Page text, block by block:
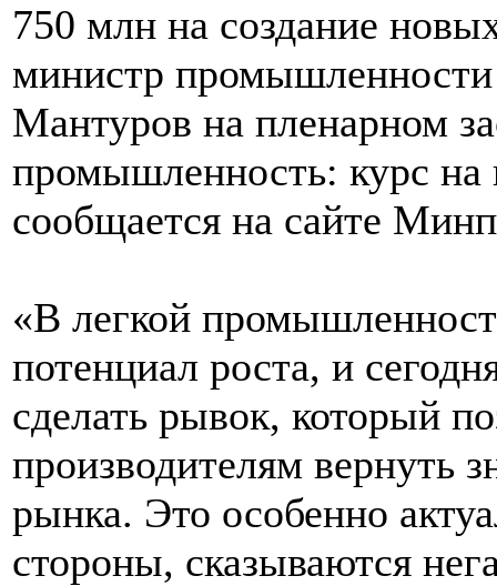
750 млн на создание
министр
Мантуров на пленарном
промышленность: курс на
сообщается на сайте
«В легкой
потенциал роста, и
сделать рывок, который
производителям вернуть
рынка. Это особенно
стороны, сказываются